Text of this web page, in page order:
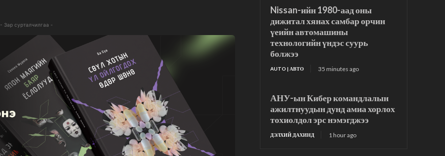
- Зар сурталчилгаа -
Nissan-ийн 1980-аад оны
дижитал хянах самбар орчин
үеийн автомашины
технологийн үндэс суурь
болжээ
AUTO | АВТО 35 minutes ago
АНУ-ын Кибер командлалын
ажилтнуудын дунд амиа хорлох
тохиолдол эрс нэмэгджээ
ДЭЛХИЙ ДАХИНД 1 hour ago